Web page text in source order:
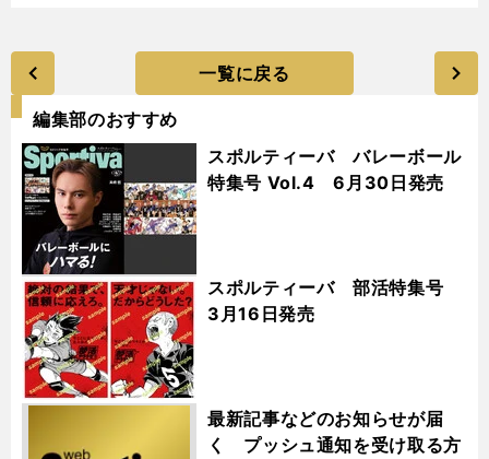
一覧に戻る
編集部のおすすめ
スポルティーバ バレーボール
特集号 Vol.4 6月30日発売
スポルティーバ 部活特集号
3月16日発売
最新記事などのお知らせが届
く プッシュ通知を受け取る方